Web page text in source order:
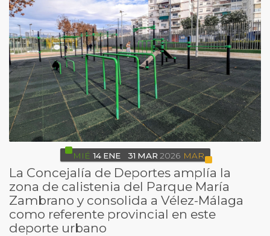
MIÉ 14 ENE 31 MAR 2026 MAR
La Concejalía de Deportes amplía la
zona de calistenia del Parque María
Zambrano y consolida a Vélez-Málaga
como referente provincial en este
deporte urbano